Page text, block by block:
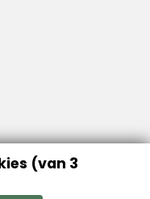
Finance
(van 3